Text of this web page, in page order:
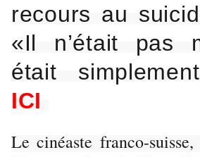
recours au
«Il n’était pas
était
ICI
Le cinéaste franco-